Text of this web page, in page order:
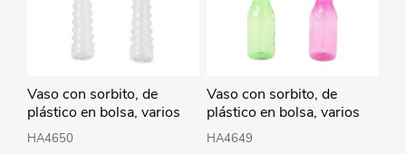
Vaso con sorbito, de
plástico en bolsa, varios
colores
HA4650
Vaso con sorbito, de
plástico en bolsa, varios
colores
HA4649